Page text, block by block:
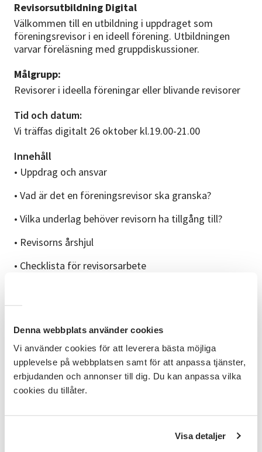
Denna webbplats använder cookies
Vi använder cookies för att leverera bästa möjliga
upplevelse på webbplatsen samt för att anpassa tjänster,
erbjudanden och annonser till dig. Du kan anpassa vilka
cookies du tillåter.
Visa detaljer
Revisorsutbildning Digital
Välkommen till en utbildning i uppdraget som
föreningsrevisor i en ideell förening. Utbildningen
varvar föreläsning med gruppdiskussioner.
Målgrupp:
Revisorer i ideella föreningar eller blivande revisorer
Tid och datum:
Vi träffas digitalt 26 oktober kl.19.00-21.00
Innehåll
• Uppdrag och ansvar
• Vad är det en föreningsrevisor ska granska?
• Vilka underlag behöver revisorn ha tillgång till?
• Revisorns årshjul
• Checklista för revisorsarbete
Karin Örjes, SV Dalarna har stor erfarenhet från
föreningslivet sedan många år inom studieförbund
och offentlig verksamhet.
Mer information
Detta är en digital utbildning och du behöver en
att se de bilder som vi visar under utbildningen och